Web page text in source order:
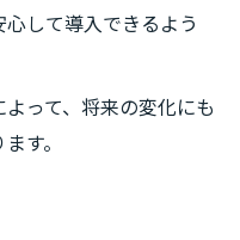
して導入できるよう
って、将来の変化にも
す。